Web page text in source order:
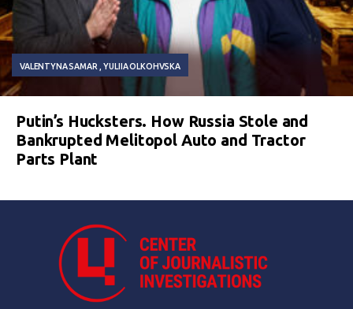
VALENTYNA SAMAR YULIIA OLKOHVSKA
Putin’s Hucksters. How Russia Stole and
Bankrupted Melitopol Auto and Tractor
Parts Plant